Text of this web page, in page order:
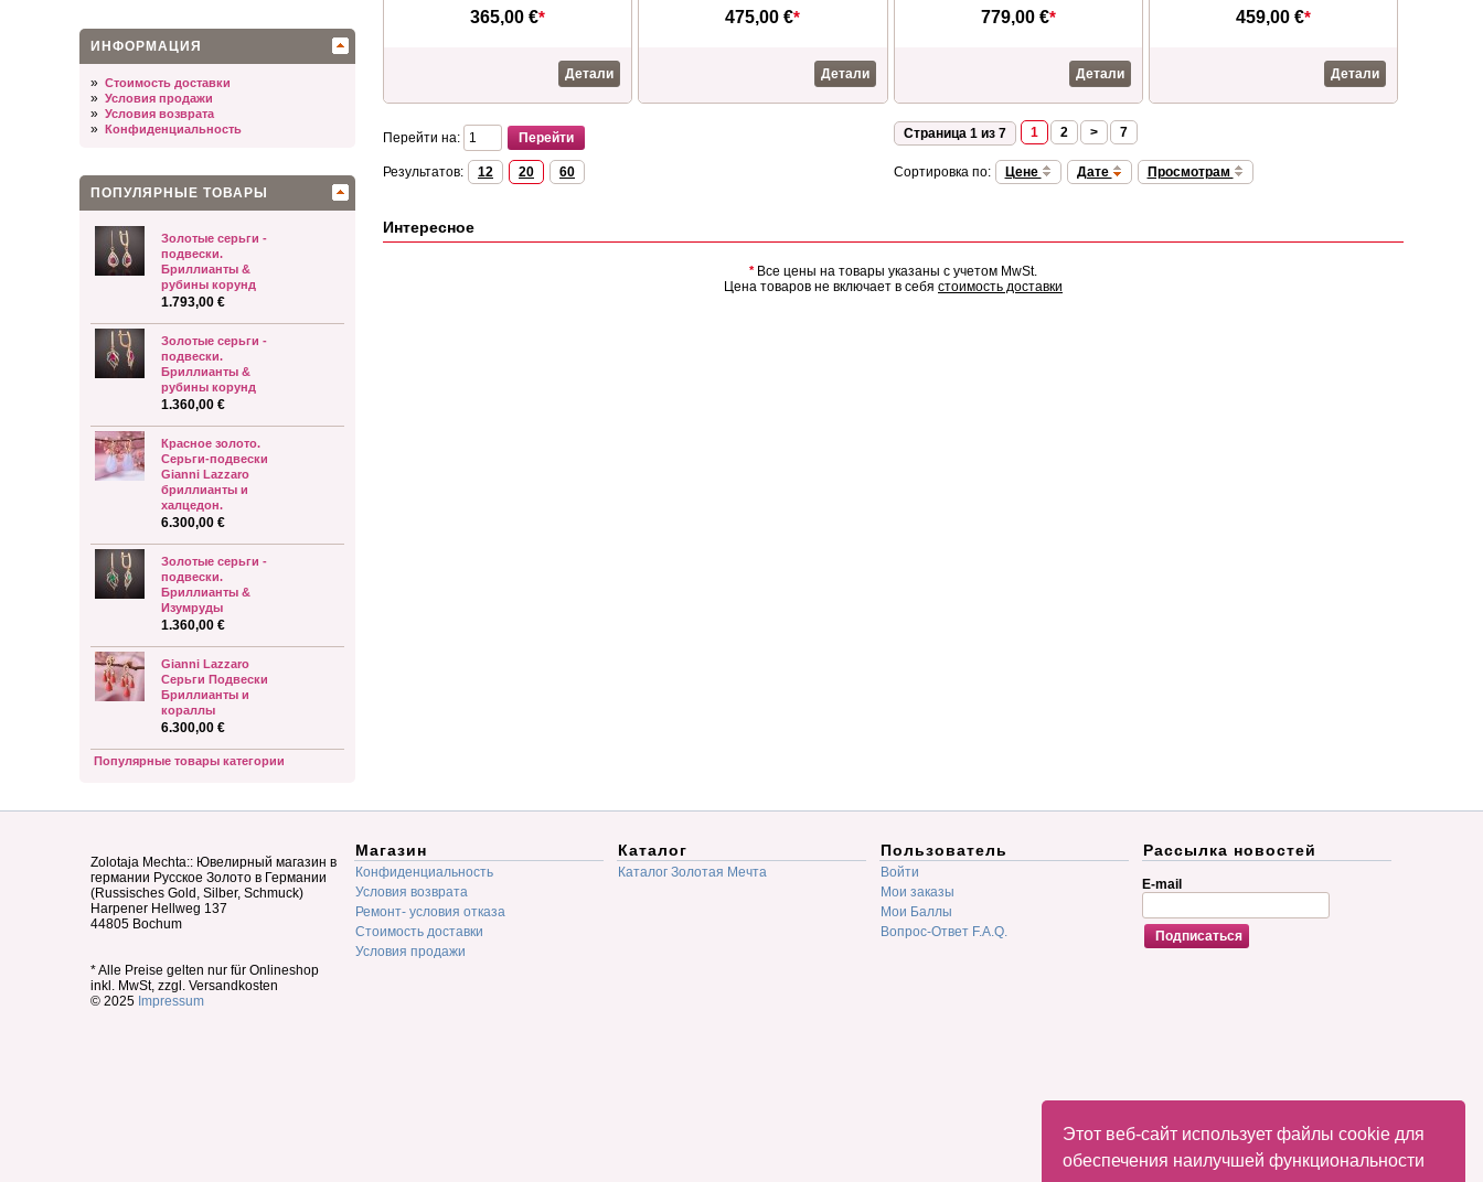
Этот веб-сайт использует файлы cookie для
обеспечения наилучшей функциональности
ИНФОРМАЦИЯ
» Стоимость доставки
» Условия продажи
» Условия возврата
» Конфиденциальность
ПОПУЛЯРНЫЕ ТОВАРЫ
Золотые серьги -
подвески.
Бриллианты &
рубины корунд
1.793,00 €
Золотые серьги -
подвески.
Бриллианты &
рубины корунд
1.360,00 €
Красное золото.
Серьги-подвески
Gianni Lazzaro
бриллианты и
халцедон.
6.300,00 €
Золотые серьги -
подвески.
Бриллианты &
Изумруды
1.360,00 €
Gianni Lazzaro
Серьги Подвески
Бриллианты и
кораллы
6.300,00 €
Популярные товары категории
365,00 €*
Детали
475,00 €*
Детали
779,00 €*
Детали
459,00 €*
Детали
Перейти на: Страница 1 из 7 1 2 > 7
Результатов: 12 20 60 Сортировка по: Цене Дате Просмотрам
Интересное
*Все цены на товары указаны с учетом MwSt.
Цена товаров не включает в себя стоимость доставки
Zolotaja Mechta:: Ювелирный магазин в
германии Русское Золото в Германии
(Russisches Gold, Silber, Schmuck)
Harpener Hellweg 137
44805 Bochum
* Alle Preise gelten nur für Onlineshop
inkl. MwSt, zzgl. Versandkosten
© 2025 Impressum
Магазин
Конфиденциальность
Условия возврата
Ремонт- условия отказа
Стоимость доставки
Условия продажи
Каталог
Каталог Золотая Мечта
Пользователь
Войти
Мои заказы
Мои Баллы
Вопрос-Ответ F.A.Q.
Рассылка новостей
E-mail